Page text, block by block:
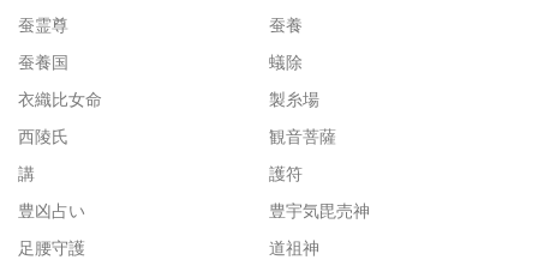
蚕霊尊
蚕養
蚕養国
蟻除
衣織比女命
製糸場
西陵氏
観音菩薩
講
護符
豊凶占い
豊宇気毘売神
足腰守護
道祖神